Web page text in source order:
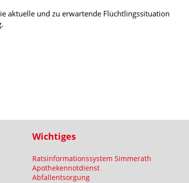
aktuelle und zu erwartende Flüchtlingssituation
Wichtiges
Ratsinformationssystem Simmerath
Apothekennotdienst
Abfallentsorgung